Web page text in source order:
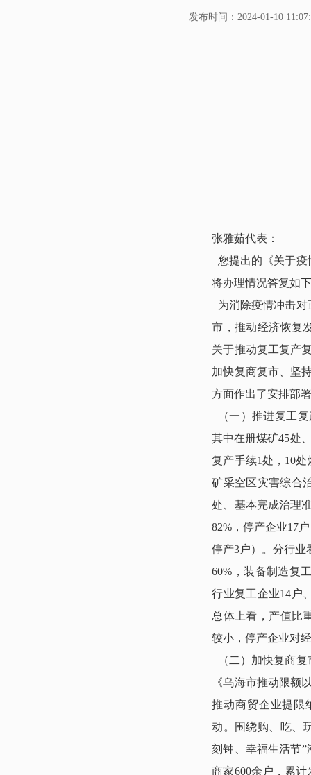
发布时间：2024-01-10
张雅茹代表：
您提出的《关于
将办理情况答复如
为消除疫情冲击
市，推动经济恢复
关于推动复工复产
加快复商复市、坚
方面作出了安排部
（一）推进复工
其中在册煤矿45处
复产手续1处，10
矿采空区灾害综合
处、基本完成治理
82%，停产企业17
停产3户）。分行业
60%，装备制造复
行业复工企业14户
总体上看，产值比
较小，停产企业对
（二）加快复商复
《乌海市推动限额
推动商贸企业提限
动。围绕购、吃、
刻钟、幸福生活节
商家600余户，累